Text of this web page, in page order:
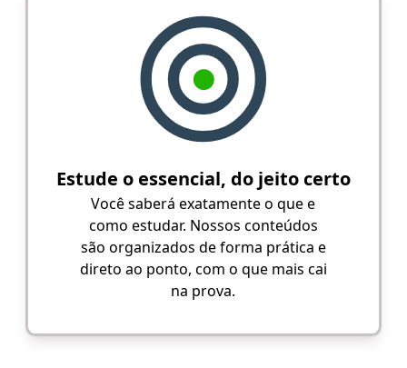
Estude o essencial, do jeito certo
Você saberá exatamente o que e
como estudar. Nossos conteúdos
são organizados de forma prática e
direto ao ponto, com o que mais cai
na prova.